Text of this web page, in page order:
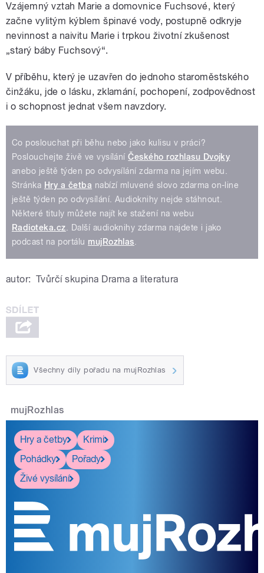
Vzájemný vztah Marie a domovnice Fuchsové, který
začne vylitým kýblem špinavé vody, postupně odkryje
nevinnost a naivitu Marie i trpkou životní zkušenost
„starý báby Fuchsový“.
V příběhu, který je uzavřen do jednoho staroměstského
činžáku, jde o lásku, zklamání, pochopení, zodpovědnost
i o schopnost jednat všem navzdory.
Co poslouchat při běhu nebo jako kulisu v práci?
Poslouchejte živě ve vysíláníČeského rozhlasu Dvojky
anebo ještě týden po odvysílání zdarma na jejím webu.
Stránka Hry a četba nabízí mluvené slovo zdarma on-line
ještě týden po odvysílání. Audioknihy nejde stáhnout.
Některé tituly můžete najít ke stažení na webu
Radioteka.cz. Další audioknihy zdarma najdete i jako
podcast na portálu mujRozhlas.
autor: Tvůrčí skupina Drama a literatura
Všechny díly pořadu na mujRozhlas
mujRozhlas
Hry a četby
Krimi
Pohádky
Pořady
Živé vysílání